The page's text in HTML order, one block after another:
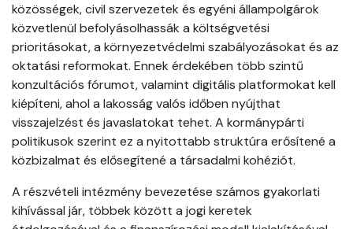
közösségek, civil szervezetek és egyéni állampolgárok
közvetlenül befolyásolhassák a költségvetési
prioritásokat, a környezetvédelmi szabályozásokat és az
oktatási reformokat. Ennek érdekében több szintű
konzultációs fórumot, valamint digitális platformokat kell
kiépíteni, ahol a lakosság valós időben nyújthat
visszajelzést és javaslatokat tehet. A kormánypárti
politikusok szerint ez a nyitottabb struktúra erősítené a
közbizalmat és elősegítené a társadalmi kohéziót.
A részvételi intézmény bevezetése számos gyakorlati
kihívással jár, többek között a jogi keretek